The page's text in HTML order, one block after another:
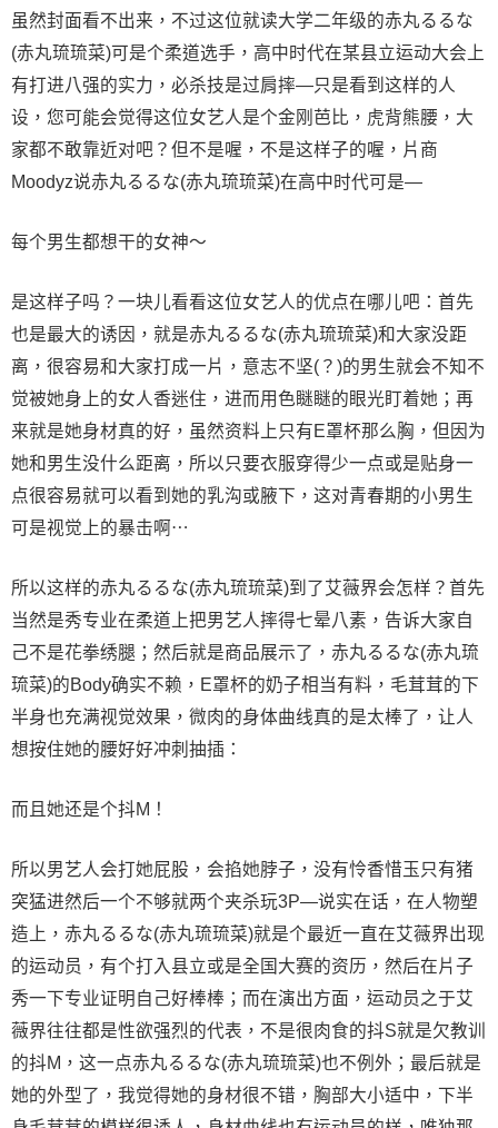
虽然封面看不出来，不过这位就读大学二年级的赤丸るるな
(赤丸琉琉菜)可是个柔道选手，高中时代在某县立运动大会上
有打进八强的实力，必杀技是过肩摔—只是看到这样的人
设，您可能会觉得这位女艺人是个金刚芭比，虎背熊腰，大
家都不敢靠近对吧？但不是喔，不是这样子的喔，片商
Moodyz说赤丸るるな(赤丸琉琉菜)在高中时代可是—
每个男生都想干的女神～
是这样子吗？一块儿看看这位女艺人的优点在哪儿吧：首先
也是最大的诱因，就是赤丸るるな(赤丸琉琉菜)和大家没距
离，很容易和大家打成一片，意志不坚(？)的男生就会不知不
觉被她身上的女人香迷住，进而用色瞇瞇的眼光盯着她；再
来就是她身材真的好，虽然资料上只有E罩杯那么胸，但因为
她和男生没什么距离，所以只要衣服穿得少一点或是贴身一
点很容易就可以看到她的乳沟或腋下，这对青春期的小男生
可是视觉上的暴击啊⋯
所以这样的赤丸るるな(赤丸琉琉菜)到了艾薇界会怎样？首先
当然是秀专业在柔道上把男艺人摔得七晕八素，告诉大家自
己不是花拳绣腿；然后就是商品展示了，赤丸るるな(赤丸琉
琉菜)的Body确实不赖，E罩杯的奶子相当有料，毛茸茸的下
半身也充满视觉效果，微肉的身体曲线真的是太棒了，让人
想按住她的腰好好冲刺抽插：
而且她还是个抖M！
所以男艺人会打她屁股，会掐她脖子，没有怜香惜玉只有猪
突猛进然后一个不够就两个夹杀玩3P—说实在话，在人物塑
造上，赤丸るるな(赤丸琉琉菜)就是个最近一直在艾薇界出现
的运动员，有个打入县立或是全国大赛的资历，然后在片子
秀一下专业证明自己好棒棒；而在演出方面，运动员之于艾
薇界往往都是性欲强烈的代表，不是很肉食的抖S就是欠教训
的抖M，这一点赤丸るるな(赤丸琉琉菜)也不例外；最后就是
她的外型了，我觉得她的身材很不错，胸部大小适中，下半